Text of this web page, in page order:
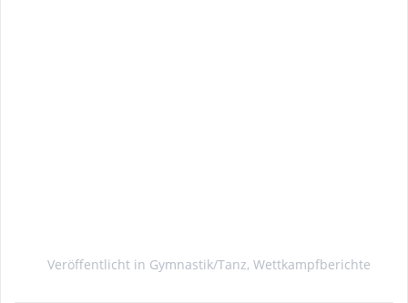
Veröffentlicht in Gymnastik/Tanz, Wettkampfberichte